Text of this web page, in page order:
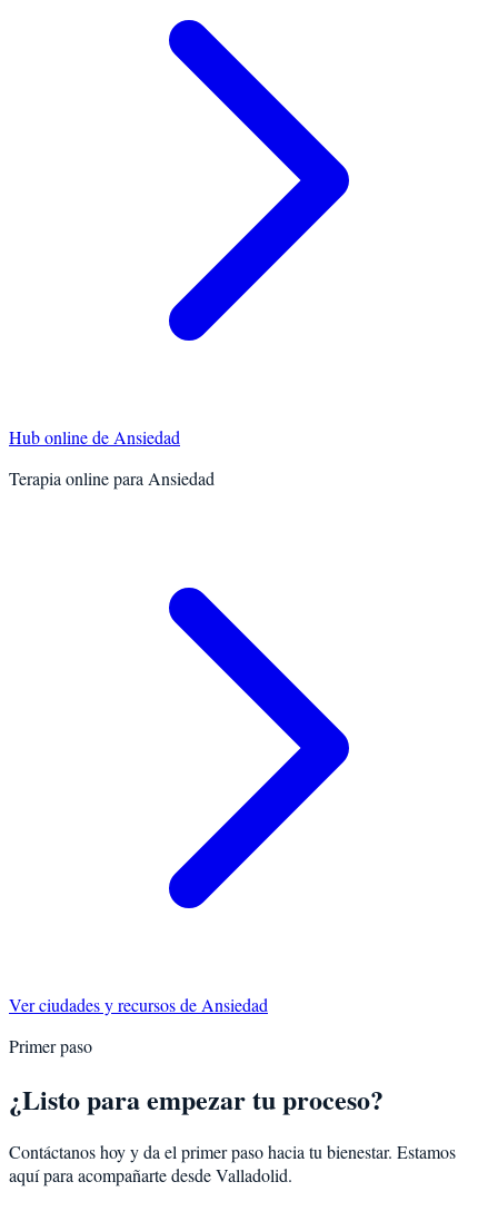
Hub online de Ansiedad
Terapia online para Ansiedad
Ver ciudades y recursos de Ansiedad
Primer paso
¿Listo para empezar tu proceso?
Contáctanos hoy y da el primer paso hacia tu bienestar. Estamos
aquí para acompañarte desdeValladolid.